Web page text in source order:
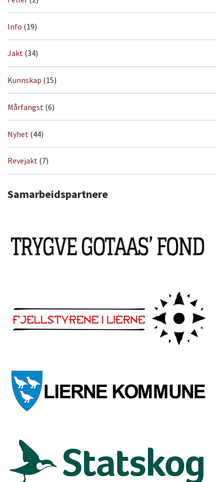
Info (19)
Jakt (34)
Kunnskap (15)
Mårfangst (6)
Nyhet (44)
Revejakt (7)
Samarbeidspartnere